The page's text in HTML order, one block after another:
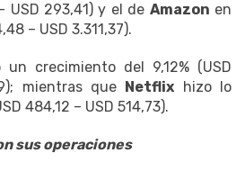
USD 293,41) y el de Amazon en
– USD 3.311,37).
crecimiento del 9,12% (USD
mientras que Netflix hizo lo
484,12 – USD 514,73).
sus operaciones